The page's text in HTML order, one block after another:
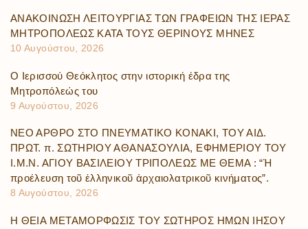
ΑΝΑΚΟΙΝΩΣΗ ΛΕΙΤΟΥΡΓΙΑΣ ΤΩΝ ΓΡΑΦΕΙΩΝ ΤΗΣ ΙΕΡΑΣ
ΜΗΤΡΟΠΟΛΕΩΣ ΚΑΤΑ ΤΟΥΣ ΘΕΡΙΝΟΥΣ ΜΗΝΕΣ
10 Αυγούστου, 2026
Ο Ιερισσού Θεόκλητος στην ιστορική έδρα της
Μητροπόλεώς του
9 Αυγούστου, 2026
ΝΕΟ ΑΡΘΡΟ ΣΤΟ ΠΝΕΥΜΑΤΙΚΟ ΚΟΝΑΚΙ, ΤΟΥ ΑΙΔ.
ΠΡΩΤ. π. ΣΩΤΗΡΙΟΥ ΑΘΑΝΑΣΟΥΛΙΑ, ΕΦΗΜΕΡΙΟΥ ΤΟΥ
Ι.Μ.Ν. ΑΓΙΟΥ ΒΑΣΙΛΕΙΟΥ ΤΡΙΠΟΛΕΩΣ ΜΕ ΘΕΜΑ : “Ἡ
προέλευση τοῦ ἑλληνικοῦ ἀρχαιολατρικοῦ κινήματος”.
8 Αυγούστου, 2026
Η ΘΕΙΑ ΜΕΤΑΜΟΡΦΩΣΙΣ ΤΟΥ ΣΩΤΗΡΟΣ ΗΜΩΝ ΙΗΣΟΥ